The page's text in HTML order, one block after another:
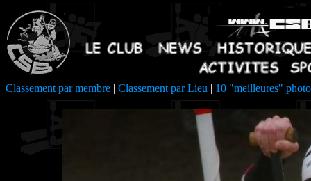
Classement par membre | Classement par Lieu | 10 "meilleures"